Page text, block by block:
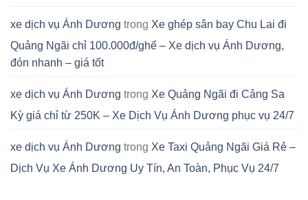
xe dịch vụ Ánh Dương trong Xe ghép sân bay Chu Lai đi
Quảng Ngãi chỉ 100.000đ/ghế – Xe dịch vụ Ánh Dương,
đón nhanh – giá tốt
xe dịch vụ Ánh Dương trong Xe Quảng Ngãi đi Cảng Sa
Kỳ giá chỉ từ 250K – Xe Dịch Vụ Ánh Dương phục vụ 24/7
xe dịch vụ Ánh Dương trong Xe Taxi Quảng Ngãi Giá Rẻ –
Dịch Vụ Xe Ánh Dương Uy Tín, An Toàn, Phục Vụ 24/7